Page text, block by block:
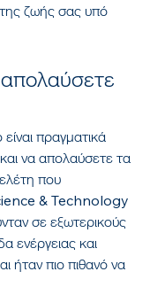
ζωής σας υπό
απολαύσετε
πραγματικά
να απολαύσετε τα
που
& Technology
σε εξωτερικούς
ενέργειας και
ήταν πιο πιθανό να